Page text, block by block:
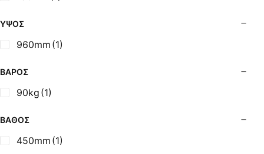
Σόμπες Ξύλου από Ατσάλι με Φούρνο
Σόμπες Πετρελαίου (Alfatherm)
Σόμπες Πετρελαίου (Assos)
Σόμπες Πετρελαίου (StarStoves)
Σόμπες Πετρελαίου (ΟΒΕΛ)
Σόμπες Πετρελαίου Αερόθερμες (Agorastos)
Σόμπες Υγραερίου
ΎΨΟΣ
960mm (1)
ΒΆΡΟΣ
90kg (1)
ΒΆΘΟΣ
450mm (1)